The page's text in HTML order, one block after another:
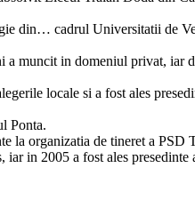
din… cadrul Universitatii de
muncit in domeniul privat, iar
locale si a fost ales
Ponta.
la organizatia de tineret a PSD
in 2005 a fost ales presedinte